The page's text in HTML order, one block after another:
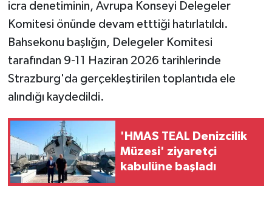
icra denetiminin, Avrupa Konseyi Delegeler
Komitesi önünde devam etttiği hatırlatıldı.
Bahsekonu başlığın, Delegeler Komitesi
tarafından 9-11 Haziran 2026 tarihlerinde
Strazburg'da gerçekleştirilen toplantıda ele
alındığı kaydedildi.
'HMAS TEAL Denizcilik
Müzesi' ziyaretçi
kabulüne başladı
SAĞLIK
SİYASET
SPOR
TATLISU
TEKNOLOJİ
TİCARET